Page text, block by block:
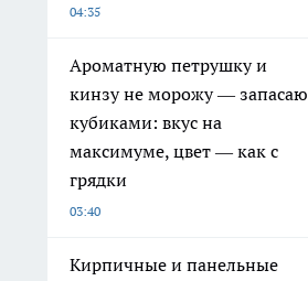
04:35
Ароматную петрушку и
кинзу не морожу — запасаю
кубиками: вкус на
максимуме, цвет — как с
грядки
03:40
Кирпичные и панельные